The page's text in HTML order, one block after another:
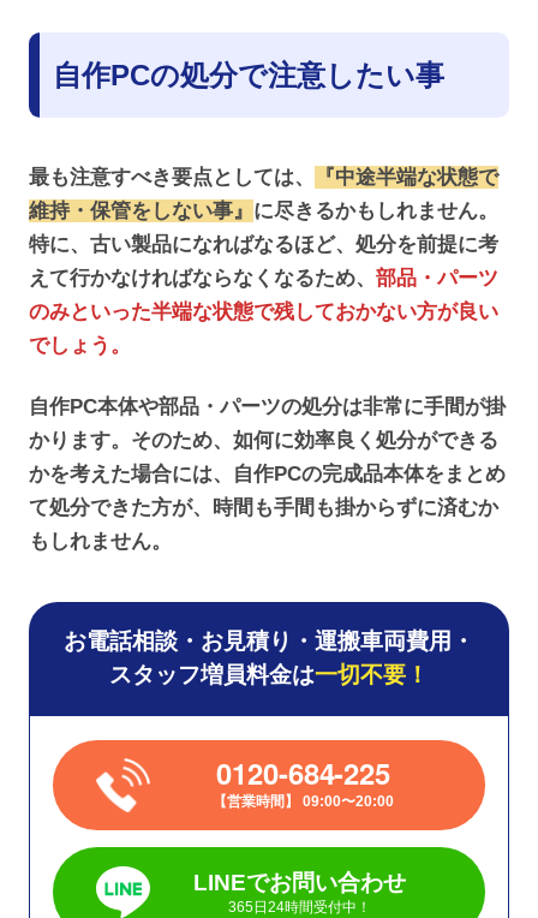
自作PCの処分で注意したい事
最も注意すべき要点としては、
『中途半端な状態で
維持・保管をしない事』 に尽きるかもしれません。
特に、古い製品になればなるほど、処分を前提に考
えて行かなければならなくなるため、 部品・パーツ
のみといった半端な状態で残しておかない方が良い
でしょう。
自作PC本体や部品・パーツの処分は非常に手間が掛
かります。そのため、如何に効率良く処分ができる
かを考えた場合には、自作PCの完成品本体をまとめ
て処分できた方が、時間も手間も掛からずに済むか
もしれません。
お電話相談・お見積り・運搬車両費用・
スタッフ増員料金は一切不要！
0120-684-225
営業時間 09:00〜20:00
LINEでお問い合わせ
365日24時間受付中！